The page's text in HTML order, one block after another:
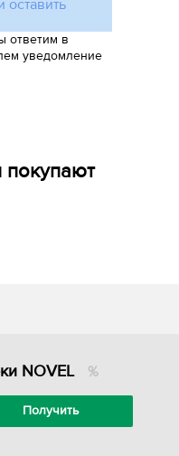
оставить
ответим в
уведомление
покупают
NOVEL